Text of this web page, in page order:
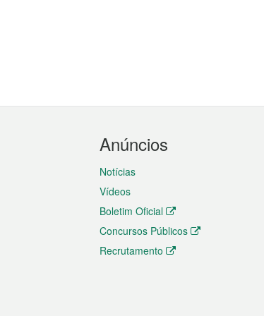
Anúncios
Notícias
Vídeos
Boletim Oficial
Concursos Públicos
Recrutamento